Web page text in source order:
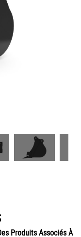
Produits Associés À